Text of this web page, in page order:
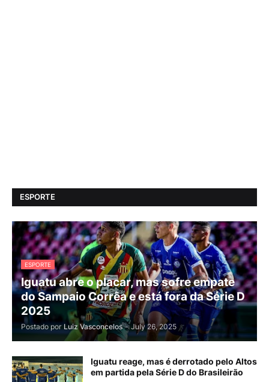
ESPORTE
ESPORTE
Iguatu abre o placar, mas sofre empate
do Sampaio Corrêa e está fora da Série D
2025
Postado por Luiz Vasconcelos - July 26, 2025
Iguatu reage, mas é derrotado pelo Altos
em partida pela Série D do Brasileirão